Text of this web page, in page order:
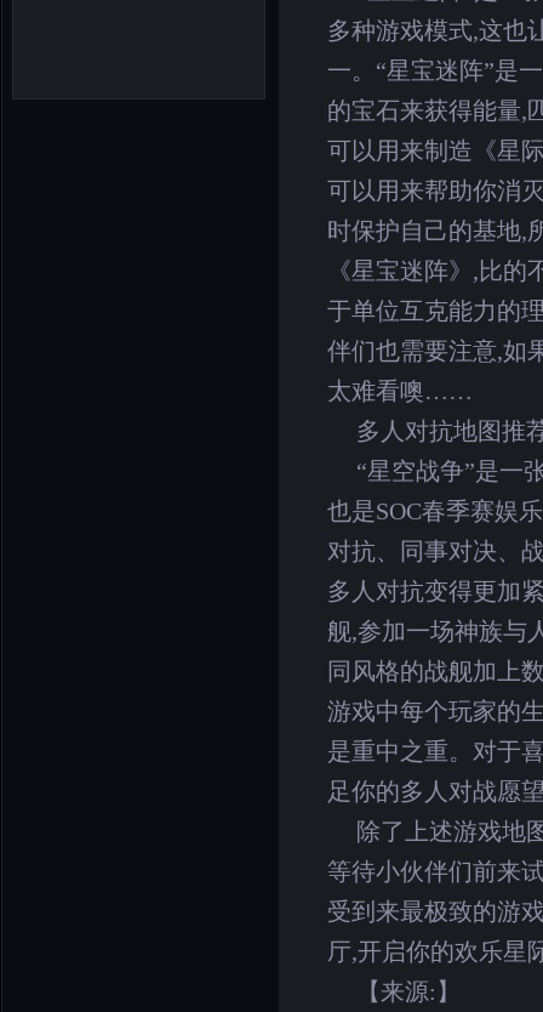
多种游戏模式,这也
一。“星宝迷阵”是
的宝石来获得能量,
可以用来制造《星
可以用来帮助你消
时保护自己的基地,
《星宝迷阵》,比
于单位互克能力的
伴们也需要注意,如
太难看噢……
多人对抗地图
“星空战争”是一
也是SOC春季赛娱
对抗、同事对决、
多人对抗变得更加
舰,参加一场神族与
同风格的战舰加上
游戏中每个玩家的
是重中之重。对于
足你的多人对战愿
除了上述游戏地
等待小伙伴们前来
受到来最极致的游
厅,开启你的欢乐星
【来源:】